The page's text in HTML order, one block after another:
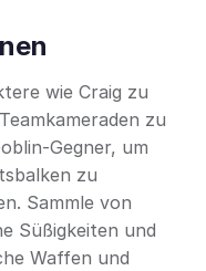
wie Craig zu
zu
Gegner, um
zu
Sammle von
Süßigkeiten und
Waffen und